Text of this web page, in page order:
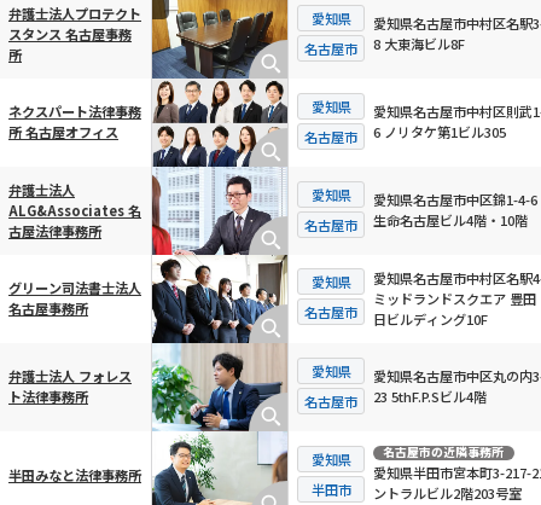
弁護士法人プロテクト
スタンス 名古屋事務
所
愛知県
名古屋市
愛知県名古屋市中村区名駅
8 大東海ビル8F
ネクスパート法律事務
所 名古屋オフィス
愛知県
名古屋市
愛知県名古屋市中村区則武
6 ノリタケ第1ビル305
弁護士法人
ALG&Associates 名
古屋法律事務所
愛知県
名古屋市
愛知県名古屋市中区錦1-4-6
生命名古屋ビル4階・10階
グリーン司法書士法人
名古屋事務所
愛知県
名古屋市
愛知県名古屋市中村区名駅
ミッドランドスクエア 豊田
日ビルディング10F
弁護士法人 フォレス
ト法律事務所
愛知県
名古屋市
愛知県名古屋市中区丸の内
23 5thF.P.Sビル4階
半田みなと法律事務所
愛知県
半田市
名古屋市の近隣事務所
愛知県半田市宮本町3-217-
ントラルビル2階203号室